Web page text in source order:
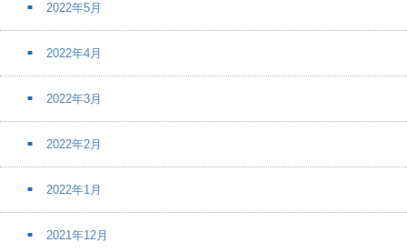
2022年5月
2022年4月
2022年3月
2022年2月
2022年1月
2021年12月